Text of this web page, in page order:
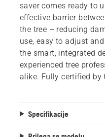
saver comes ready to
effective barrier
the tree – reducing
use, easy to adjust
the smart, integrated
experienced tree
alike. Fully certified by
Specifikacije